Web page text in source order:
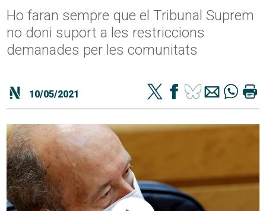
Ho faran sempre que el Tribunal Suprem
no doni suport a les restriccions
demanades per les comunitats
10/05/2021